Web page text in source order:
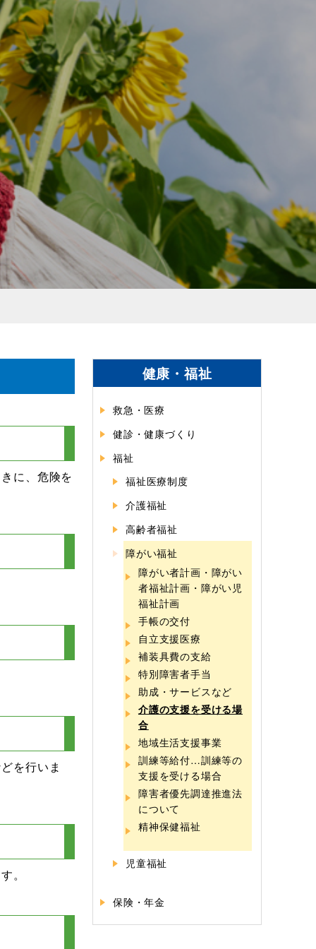
に、危険を
を行いま
。
健康・福祉
救急・医療
健診・健康づくり
福祉
福祉医療制度
介護福祉
高齢者福祉
障がい福祉
障がい者計画・障がい
者福祉計画・障がい児
福祉計画
手帳の交付
自立支援医療
補装具費の支給
特別障害者手当
助成・サービスなど
介護の支援を受ける場
合
地域生活支援事業
訓練等給付…訓練等の
支援を受ける場合
障害者優先調達推進法
について
精神保健福祉
児童福祉
保険・年金